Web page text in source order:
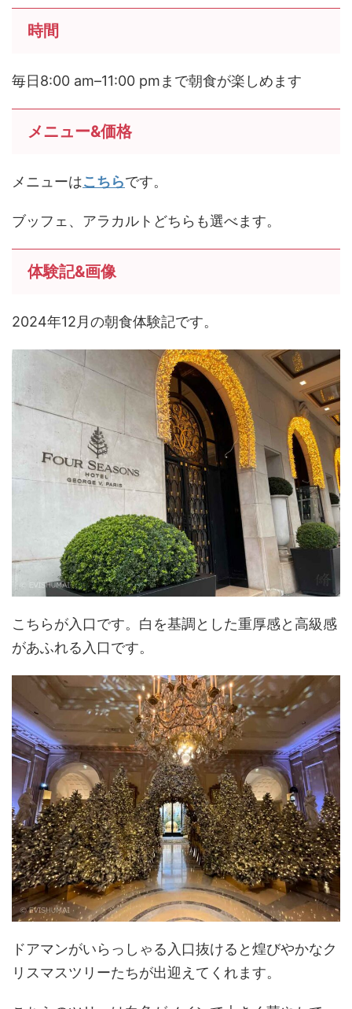
時間
毎日8:00 am–11:00 pmまで朝食が楽しめます
メニュー&価格
メニューはこちらです。
ブッフェ、アラカルトどちらも選べます。
体験記&画像
2024年12月の朝食体験記です。
こちらが入口です。白を基調とした重厚感と高級感
があふれる入口です。
ドアマンがいらっしゃる入口抜けると煌びやかなク
リスマスツリーたちが出迎えてくれます。